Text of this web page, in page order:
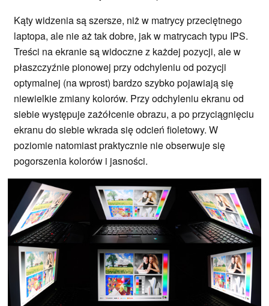
Kąty widzenia są szersze, niż w matrycy przeciętnego
laptopa, ale nie aż tak dobre, jak w matrycach typu IPS.
Treści na ekranie są widoczne z każdej pozycji, ale w
płaszczyźnie pionowej przy odchyleniu od pozycji
optymalnej (na wprost) bardzo szybko pojawiają się
niewielkie zmiany kolorów. Przy odchyleniu ekranu od
siebie występuje zażółcenie obrazu, a po przyciągnięciu
ekranu do siebie wkrada się odcień fioletowy. W
poziomie natomiast praktycznie nie obserwuje się
pogorszenia kolorów i jasności.